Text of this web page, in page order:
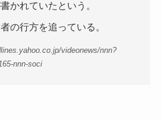
かれていたという。
の行方を追っている。
videonews/nnn?
nnn-soci